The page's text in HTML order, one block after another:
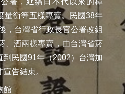
署，延續日本代以來的樟
量衡等五樣專賣。民國38年
，台灣省行政長官公署改組
、酒兩樣專賣，由台灣省菸
到民國91年（2002）台灣加
告結束。
館